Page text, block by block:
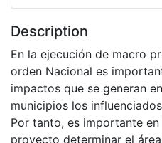
Description
En la ejecución de macro
orden Nacional es
impactos que se generan
municipios los
Por tanto, es importante
proyecto determinar el